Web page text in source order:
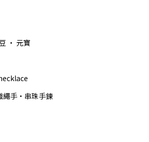
・ 元寶
繩手・串珠手鍊